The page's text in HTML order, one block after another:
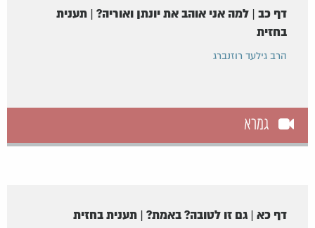
דף כב | למה אני אוהב את יונתן ואוריה? | תענית
בחזית
הרב גילעד רוזנברג
גמרא
דף כא | גם זו לטובה? באמת? | תענית בחזית